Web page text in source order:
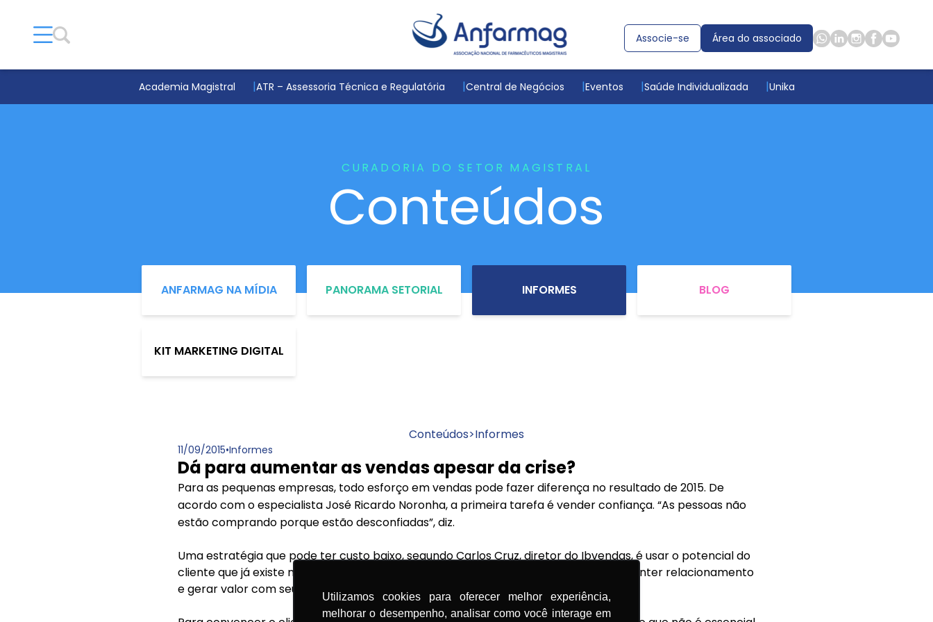
Utilizamos cookies para oferecer melhor experiência,
melhorar o desempenho, analisar como você interage em
Associe-se Área do associado
Academia Magistral ATR – Assessoria Técnica e Regulatória Central de Negócios Eventos Saúde Individualizada Unika
CURADORIA DO SETOR MAGISTRAL
Conteúdos
ANFARMAG NA MÍDIA PANORAMA SETORIAL INFORMES BLOG
KIT MARKETING DIGITAL
Conteúdos>Informes
11/09/2015•Informes
Dá para aumentar as vendas apesar da crise?
Para as pequenas empresas, todo esforço em vendas pode fazer diferença no resultado de 2015. De
acordo com o especialista José Ricardo Noronha, a primeira tarefa é vender confiança. “As pessoas não
estão comprando porque estão desconfiadas”, diz.
Uma estratégia que pode ter custo baixo, segundo Carlos Cruz, diretor do Ibvendas, é usar o potencial do
cliente que já existe no mailing da empresa, mas avisa: “É preciso habilidade para manter relacionamento
e gerar valor com seus diferenciais”, alerta.